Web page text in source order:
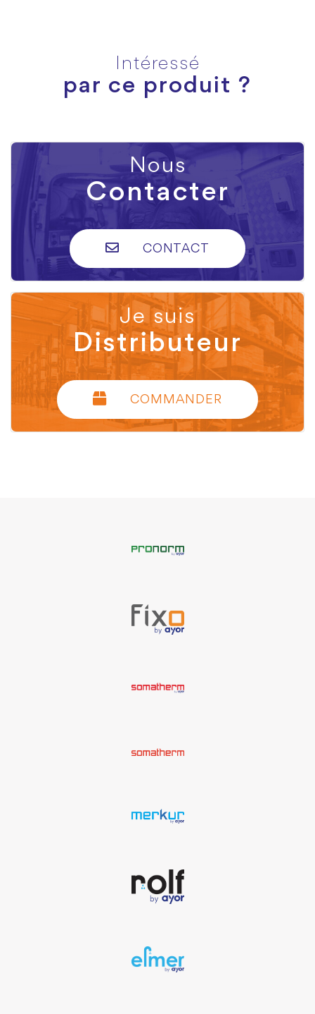
Intéressé
par ce produit ?
Nous
Contacter
CONTACT
Je suis
Distributeur
COMMANDER